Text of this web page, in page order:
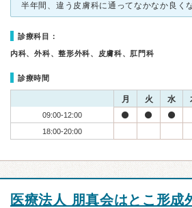
診療科目：
内科、外科、整形外科、皮膚科、肛門科
診療時間
月 火 水
09:00-12:00
18:00-20:00
医療法人 朋真会はとこ形成